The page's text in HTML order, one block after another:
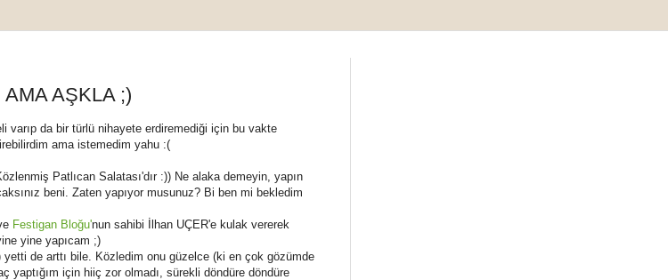
AŞKLA ;)
varıp da bir türlü nihayete erdiremediği için bu vakte
ama istemedim yahu :(
Patlıcan Salatası'dır :)) Ne alaka demeyin, yapın
beni. Zaten yapıyor musunuz? Bi ben mi bekledim
Festigan Bloğu'nun sahibi İlhan UÇER'e kulak vererek
yine yapıcam ;)
yetti de arttı bile. Közledim onu güzelce (ki en çok gözümde
için hiiç zor olmadı, sürekli döndüre döndüre